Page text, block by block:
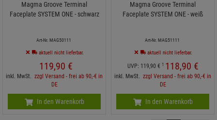
Magma Groove Terminal
Faceplate SYSTEM ONE - schwarz
Art-Nr. MAG50111
aktuell nicht lieferbar.
119,90 €
inkl. MwSt. zzgl Versand - frei ab 90,-€ in
DE
In den Warenkorb
Magma Groove Terminal
Faceplate SYSTEM ONE - weiß
Art-Nr. MAG51111
aktuell nicht lieferbar.
UVP: 119,90 € 1 118,90 €
inkl. MwSt. zzgl Versand - frei ab 90,-€ in
DE
In den Warenkorb